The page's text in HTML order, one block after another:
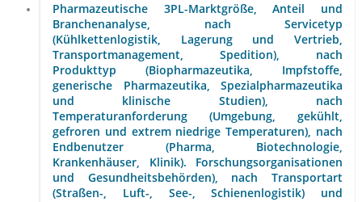
Pharmazeutische 3PL-Marktgröße, Anteil und
Branchenanalyse, nach Servicetyp
(Kühlkettenlogistik, Lagerung und Vertrieb,
Transportmanagement, Spedition), nach
Produkttyp (Biopharmazeutika, Impfstoffe,
generische Pharmazeutika, Spezialpharmazeutika
und klinische Studien), nach
Temperaturanforderung (Umgebung, gekühlt,
gefroren und extrem niedrige Temperaturen), nach
Endbenutzer (Pharma, Biotechnologie,
Krankenhäuser, Klinik). Forschungsorganisationen
und Gesundheitsbehörden), nach Transportart
(Straßen-, Luft-, See-, Schienenlogistik) und